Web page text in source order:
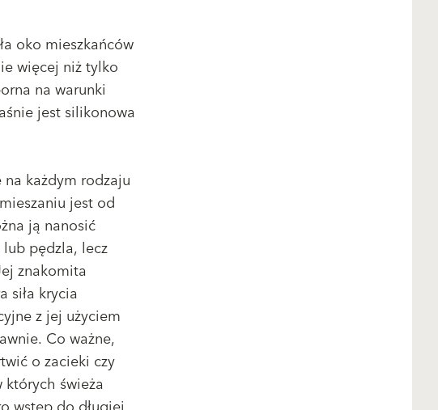
oko mieszkańców
więcej niż tylko
na warunki
jest silikonowa
każdym rodzaju
jest od
ją nanosić
pędzla, lecz
znakomita
siła krycia
z jej użyciem
Co ważne,
o zacieki czy
których świeża